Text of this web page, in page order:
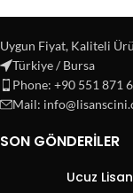
Uygun Fiyat, Kaliteli
Türkiye / Bursa
Phone: +90 551 871
Mail:
SON GÖNDERILER
Ucuz